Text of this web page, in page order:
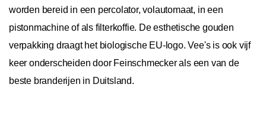
worden bereid in een percolator, volautomaat, in een
pistonmachine of als filterkoffie. De esthetische gouden
verpakking draagt het biologische EU-logo. Vee's is ook vijf
keer onderscheiden door Feinschmecker als een van de
beste branderijen in Duitsland.